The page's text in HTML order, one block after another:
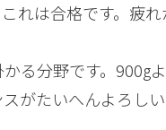
れは合格です。疲れ
る分野です。900g
がたいへんよろしい